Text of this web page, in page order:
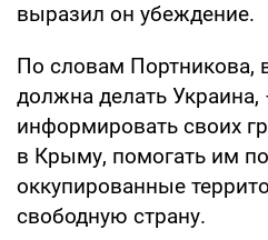
выразил он убеждение.
По словам Портникова,
должна делать Украина,
информировать своих
в Крыму, помогать им
оккупированные
свободную страну.